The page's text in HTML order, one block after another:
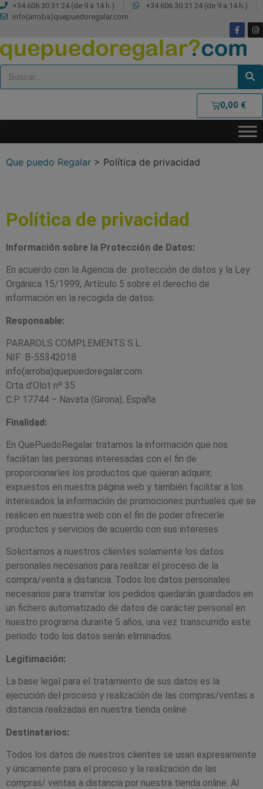
+34 606 30 31 24 (de 9 a 14 h.)
+34 606 30 31 24 (de 9 a 14 h.)
info(arroba)quepuedoregalar.com
0,00 €
Que puedo Regalar > Política de privacidad
Política de privacidad
Información sobre la Protección de Datos:
En acuerdo con la Agencia de protección de datos y la Ley
Orgánica 15/1999, Artículo 5 sobre el derecho de
información en la recogida de datos:
Responsable:
PARAROLS COMPLEMENTS S.L.
NIF: B-55342018
info(arroba)quepuedoregalar.com
Crta d’Olot nº 35
C.P. 17744 – Navata (Girona), España
Finalidad:
En QuePuedoRegalar tratamos la información que nos
facilitan las personas interesadas con el fin de
proporcionarles los productos que quieran adquirir,
expuestos en nuestra página web y también facilitar a los
interesados la información de promociones puntuales que se
realicen en nuestra web con el fin de poder ofrecerle
productos y servicios de acuerdo con sus intereses
Solicitamos a nuestros clientes solamente los datos
personales necesarios para realizar el proceso de la
compra/venta a distancia. Todos los datos personales
necesarios para tramitar los pedidos quedarán guardados en
un fichero automatizado de datos de carácter personal en
nuestro programa durante 5 años, una vez transcurrido este
periodo todo los datos serán eliminados.
Legitimación:
La base legal para el tratamiento de sus datos es la
ejecución del proceso y realización de las compras/ventas a
distancia realizadas en nuestra tienda online
Destinatarios:
Todos los datos de nuestros clientes se usan expresamente
y únicamente para el proceso y la realización de las
compras/ ventas a distancia por nuestra tienda online. Al